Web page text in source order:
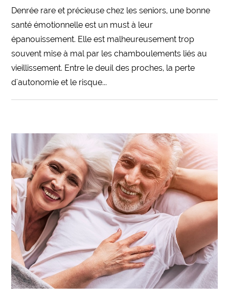
Denrée rare et précieuse chez les seniors, une bonne
santé émotionnelle est un must à leur
épanouissement. Elle est malheureusement trop
souvent mise à mal par les chamboulements liés au
vieillissement. Entre le deuil des proches, la perte
d'autonomie et le risque...